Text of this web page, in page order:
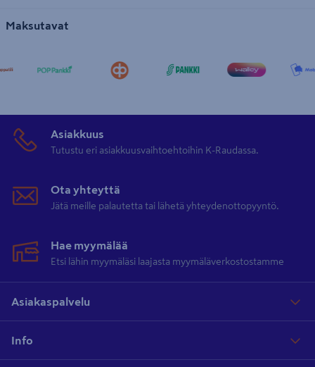
Maksutavat
Asiakkuus
Tutustu eri asiakkuusvaihtoehtoihin K-Raudassa.
Ota yhteyttä
Jätä meille palautetta tai lähetä yhteydenottopyyntö.
Hae myymälää
Etsi lähin myymäläsi laajasta myymäläverkostostamme
Asiakaspalvelu
Info